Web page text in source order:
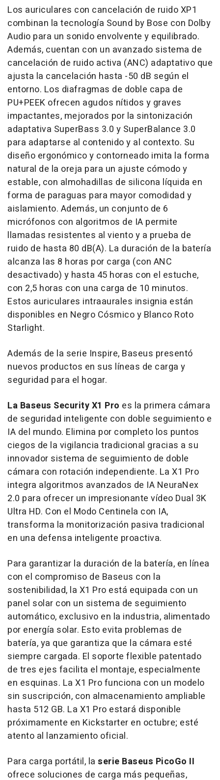
Los auriculares con cancelación de ruido XP1
combinan la tecnología Sound by Bose con Dolby
Audio para un sonido envolvente y equilibrado.
Además, cuentan con un avanzado sistema de
cancelación de ruido activa (ANC) adaptativo que
ajusta la cancelación hasta -50 dB según el
entorno. Los diafragmas de doble capa de
PU+PEEK ofrecen agudos nítidos y graves
impactantes, mejorados por la sintonización
adaptativa SuperBass 3.0 y SuperBalance 3.0
para adaptarse al contenido y al contexto. Su
diseño ergonómico y contorneado imita la forma
natural de la oreja para un ajuste cómodo y
estable, con almohadillas de silicona líquida en
forma de paraguas para mayor comodidad y
aislamiento. Además, un conjunto de 6
micrófonos con algoritmos de IA permite
llamadas resistentes al viento y a prueba de
ruido de hasta 80 dB(A). La duración de la batería
alcanza las 8 horas por carga (con ANC
desactivado) y hasta 45 horas con el estuche,
con 2,5 horas con una carga de 10 minutos.
Estos auriculares intraaurales insignia están
disponibles en Negro Cósmico y Blanco Roto
Starlight.
Además de la serie Inspire, Baseus presentó
nuevos productos en sus líneas de carga y
seguridad para el hogar.
La Baseus Security X1 Pro es la primera cámara
de seguridad inteligente con doble seguimiento e
IA del mundo. Elimina por completo los puntos
ciegos de la vigilancia tradicional gracias a su
innovador sistema de seguimiento de doble
cámara con rotación independiente. La X1 Pro
integra algoritmos avanzados de IA NeuraNex
2.0 para ofrecer un impresionante vídeo Dual 3K
Ultra HD. Con el Modo Centinela con IA,
transforma la monitorización pasiva tradicional
en una defensa inteligente proactiva.
Para garantizar la duración de la batería, en línea
con el compromiso de Baseus con la
sostenibilidad, la X1 Pro está equipada con un
panel solar con un sistema de seguimiento
automático, exclusivo en la industria, alimentado
por energía solar. Esto evita problemas de
batería, ya que garantiza que la cámara esté
siempre cargada. El soporte flexible patentado
de tres ejes facilita el montaje, especialmente
en esquinas. La X1 Pro funciona con un modelo
sin suscripción, con almacenamiento ampliable
hasta 512 GB. La X1 Pro estará disponible
próximamente en Kickstarter en octubre; esté
atento al lanzamiento oficial.
Para carga portátil, la serie Baseus PicoGo II
ofrece soluciones de carga más pequeñas,